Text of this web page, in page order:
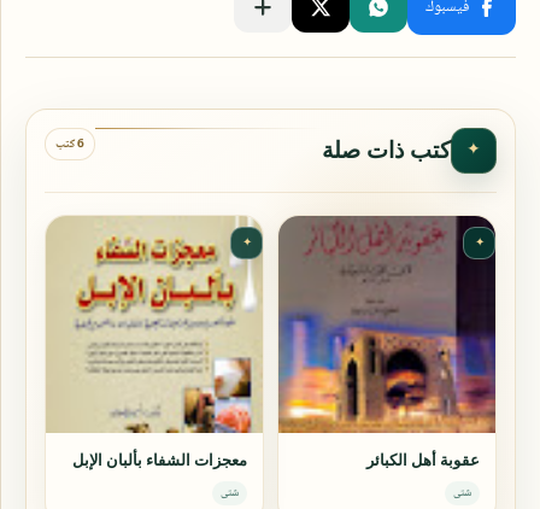
✦ كتب ذات صلة 6 كتب
✦
عقوبة أهل الكبائر
شتى
✦
معجزات الشفاء بألبان الإبل
شتى